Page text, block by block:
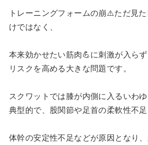
トレーニングフォームの崩⚠️ただ見
けではなく、
本来効かせたい筋肉💪に刺激が入ら
リスクを高める大きな問題です。
スクワットでは膝が内側に入るいわ
典型的で、股関節や足首の柔軟性不足
体幹の安定性不足などが原因となり